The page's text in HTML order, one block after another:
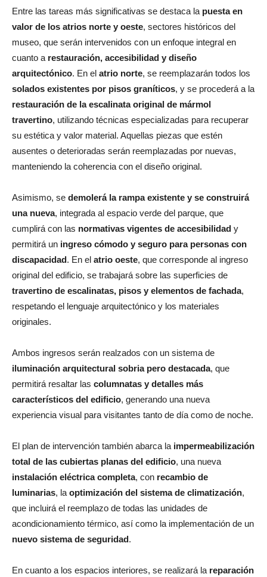
Entre las tareas más significativas se destaca la puesta en
valor de los atrios norte y oeste, sectores históricos del
museo, que serán intervenidos con un enfoque integral en
cuanto a restauración, accesibilidad y diseño
arquitectónico. En el atrio norte, se reemplazarán todos los
solados existentes por pisos graníticos, y se procederá a la
restauración de la escalinata original de mármol
travertino, utilizando técnicas especializadas para recuperar
su estética y valor material. Aquellas piezas que estén
ausentes o deterioradas serán reemplazadas por nuevas,
manteniendo la coherencia con el diseño original.
Asimismo, se demolerá la rampa existente y se construirá
una nueva, integrada al espacio verde del parque, que
cumplirá con las normativas vigentes de accesibilidad y
permitirá un ingreso cómodo y seguro para personas con
discapacidad. En el atrio oeste, que corresponde al ingreso
original del edificio, se trabajará sobre las superficies de
travertino de escalinatas, pisos y elementos de fachada,
respetando el lenguaje arquitectónico y los materiales
originales.
Ambos ingresos serán realzados con un sistema de
iluminación arquitectural sobria pero destacada, que
permitirá resaltar las columnatas y detalles más
característicos del edificio, generando una nueva
experiencia visual para visitantes tanto de día como de noche.
El plan de intervención también abarca la impermeabilización
total de las cubiertas planas del edificio, una nueva
instalación eléctrica completa, con recambio de
luminarias, laoptimización del sistema de climatización,
que incluirá el reemplazo de todas las unidades de
acondicionamiento térmico, así como la implementación de un
nuevo sistema de seguridad.
En cuanto a los espacios interiores, se realizará la reparación